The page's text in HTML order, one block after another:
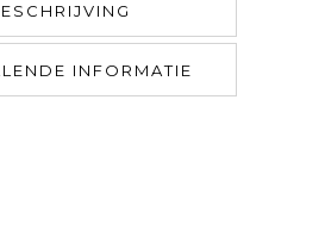
INFORMATIE